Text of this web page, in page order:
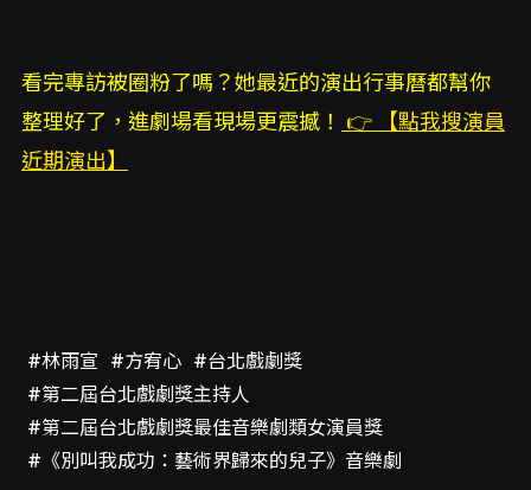
看完專訪被圈粉了嗎？她最近的演出行事曆都幫你
整理好了，進劇場看現場更震撼！ 👉 【點我搜演員
近期演出】
#林雨宣 #方宥心 #台北戲劇獎
#第二屆台北戲劇獎主持人
#第二屆台北戲劇獎最佳音樂劇類女演員獎
#《別叫我成功：藝術界歸來的兒子》音樂劇